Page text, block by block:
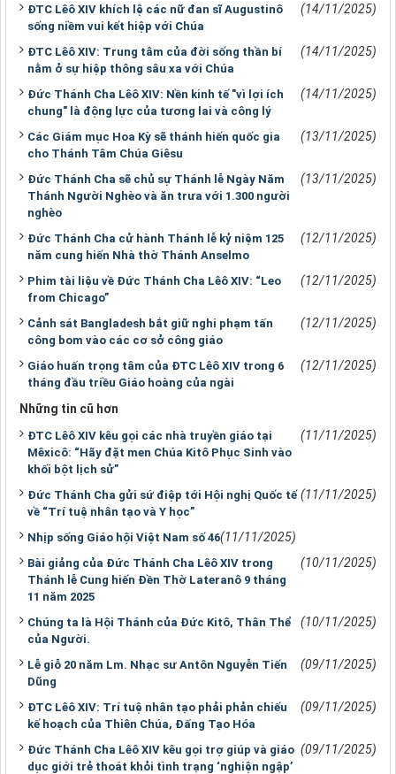
ĐTC Lêô XIV khích lệ các nữ đan sĩ Augustinô
sống niềm vui kết hiệp với Chúa
(14/11/2025)
ĐTC Lêô XIV: Trung tâm của đời sống thần bí
nằm ở sự hiệp thông sâu xa với Chúa
(14/11/2025)
Đức Thánh Cha Lêô XIV: Nền kinh tế "vì lợi ích
chung" là động lực của tương lai và công lý
(14/11/2025)
Các Giám mục Hoa Kỳ sẽ thánh hiến quốc gia
cho Thánh Tâm Chúa Giêsu
(13/11/2025)
Đức Thánh Cha sẽ chủ sự Thánh lễ Ngày Năm
Thánh Người Nghèo và ăn trưa với 1.300 người
nghèo
(13/11/2025)
Đức Thánh Cha cử hành Thánh lễ kỷ niệm 125
năm cung hiến Nhà thờ Thánh Anselmo
(12/11/2025)
Phim tài liệu về Đức Thánh Cha Lêô XIV: “Leo
from Chicago”
(12/11/2025)
Cảnh sát Bangladesh bắt giữ nghi phạm tấn
công bom vào các cơ sở công giáo
(12/11/2025)
Giáo huấn trọng tâm của ĐTC Lêô XIV trong 6
tháng đầu triều Giáo hoàng của ngài
(12/11/2025)
Những tin cũ hơn
ĐTC Lêô XIV kêu gọi các nhà truyền giáo tại
Mêxicô: “Hãy đặt men Chúa Kitô Phục Sinh vào
khối bột lịch sử”
(11/11/2025)
Đức Thánh Cha gửi sứ điệp tới Hội nghị Quốc tế
về “Trí tuệ nhân tạo và Y học”
(11/11/2025)
Nhịp sống Giáo hội Việt Nam số 46(11/11/2025)
Bài giảng của Đức Thánh Cha Lêô XIV trong
Thánh lễ Cung hiến Đền Thờ Lateranô 9 tháng
11 năm 2025
(10/11/2025)
Chúng ta là Hội Thánh của Đức Kitô, Thân Thể
của Người.
(10/11/2025)
Lễ giỗ 20 năm Lm. Nhạc sư Antôn Nguyễn Tiến
Dũng
(09/11/2025)
ĐTC Lêô XIV: Trí tuệ nhân tạo phải phản chiếu
kế hoạch của Thiên Chúa, Đấng Tạo Hóa
(09/11/2025)
Đức Thánh Cha Lêô XIV kêu gọi trợ giúp và giáo
dục giới trẻ thoát khỏi tình trạng ‘nghiện ngập’
(09/11/2025)